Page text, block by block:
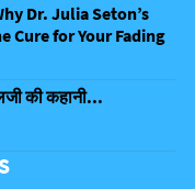
Dr. Julia Seton’s
Cure for Your Fading
की कहानी...